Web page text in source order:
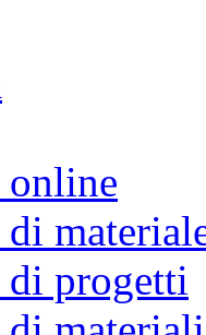
online
di progetti